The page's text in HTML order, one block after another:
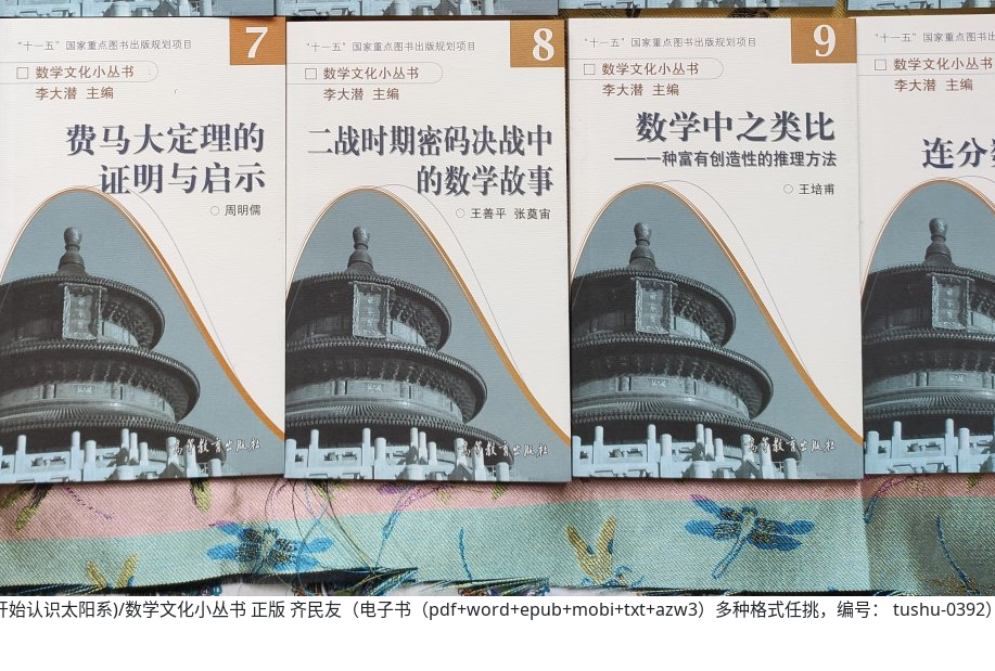
始认识太阳系)/数学文化小丛书 正版 齐民友（电子书（pdf+word+epub+mobi+txt+azw3）多种格式任挑，编号： tushu-0392